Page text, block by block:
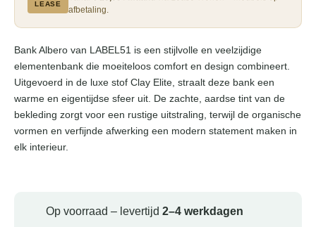
LEASE
afbetaling.
Bank Albero van LABEL51 is een stijlvolle en veelzijdige
elementenbank die moeiteloos comfort en design combineert.
Uitgevoerd in de luxe stof Clay Elite, straalt deze bank een
warme en eigentijdse sfeer uit. De zachte, aardse tint van de
bekleding zorgt voor een rustige uitstraling, terwijl de organische
vormen en verfijnde afwerking een modern statement maken in
elk interieur.
Op voorraad – levertijd 2–4 werkdagen